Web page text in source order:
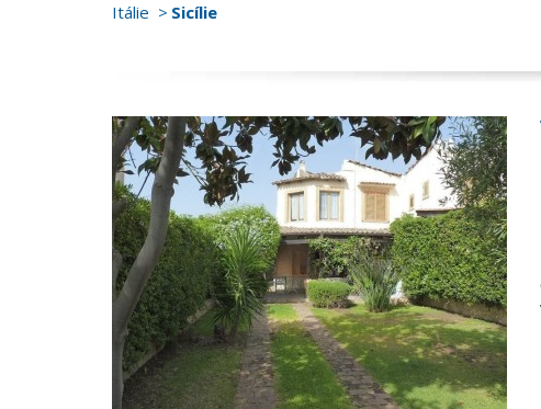
Itálie Sicílie